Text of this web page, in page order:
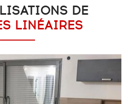
DE
LINÉAIRES